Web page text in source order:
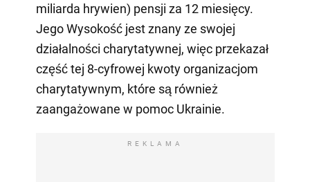
miliarda hrywien) pensji za 12 miesięcy.
Jego Wysokość jest znany ze swojej
działalności charytatywnej, więc przekazał
część tej 8-cyfrowej kwoty organizacjom
charytatywnym, które są również
zaangażowane w pomoc Ukrainie.
REKLAMA